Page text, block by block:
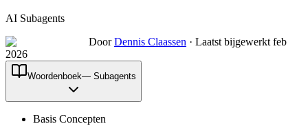
AI Subagents
Door Dennis Claassen · Laatst bijgewerkt feb
2026
Woordenboek— Subagents
Basis Concepten